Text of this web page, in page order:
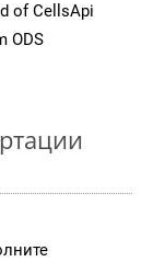
of CellsApi
ODS